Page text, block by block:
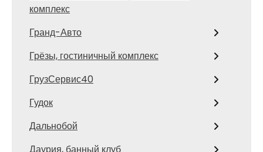
комплекс
Гранд-Авто
Грёзы, гостиничный комплекс
ГрузСервис40
Гудок
Дальнобой